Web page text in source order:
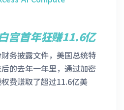
宫首年狂赚11.6亿
务披露文件，美国总统特
的去年一年里，通过加密
费赚取了超过11.6亿美